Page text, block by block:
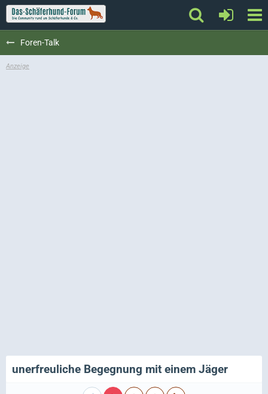
Foren-Talk
unerfreuliche Begegnung mit einem Jäger